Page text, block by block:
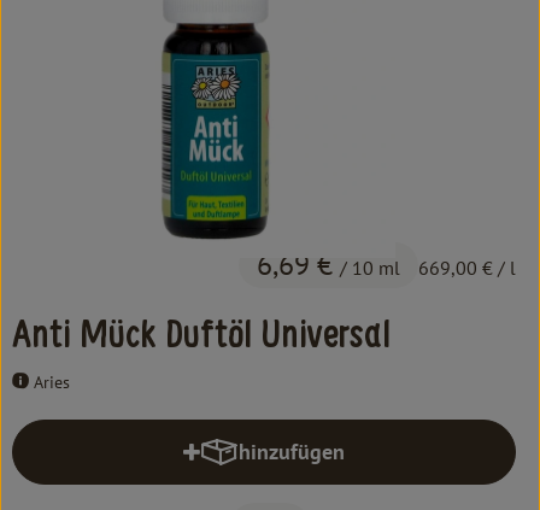
Erleben
Anti Mück Duftöl Universal
Aries
6,69 € / 10 ml 669,00 € / l
hinzufügen
Produkt zum Warenkorb